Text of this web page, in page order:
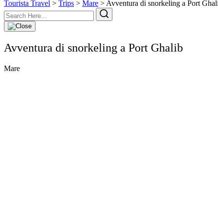
Tourista Travel > Trips > Mare > Avventura di snorkeling a Port
Avventura di snorkeling a Port Ghalib
Mare